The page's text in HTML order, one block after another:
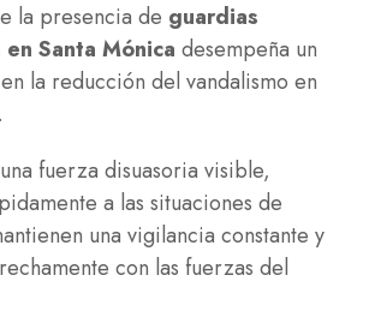
la presencia de guardias
Santa Mónica desempeña un
la reducción del vandalismo en
fuerza disuasoria visible,
a las situaciones de
una vigilancia constante y
con las fuerzas del